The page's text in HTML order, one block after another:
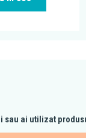
sau ai utilizat